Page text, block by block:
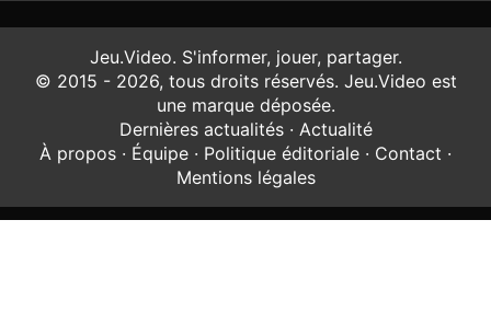
Jeu.Video. S'informer, jouer, partager.
© 2015 - 2026, tous droits réservés. Jeu.Video est
une marque déposée.
Dernières actualités· Actualité
À propos · Équipe · Politique éditoriale · Contact ·
Mentions légales